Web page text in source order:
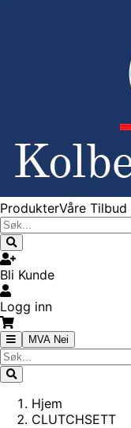
ProdukterVåre Tilbud
Bli Kunde
Logg inn
MVA Nei
Hjem
CLUTCHSETT